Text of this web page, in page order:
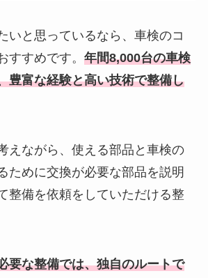
いと思っているなら、車検のコ
すすめです。 年間8,000台の車検
豊富な経験と高い技術で整備し
えながら、使える部品と車検の
ために交換が必要な部品を説明
整備を依頼をしていただける整
要な整備では、独自のルートで